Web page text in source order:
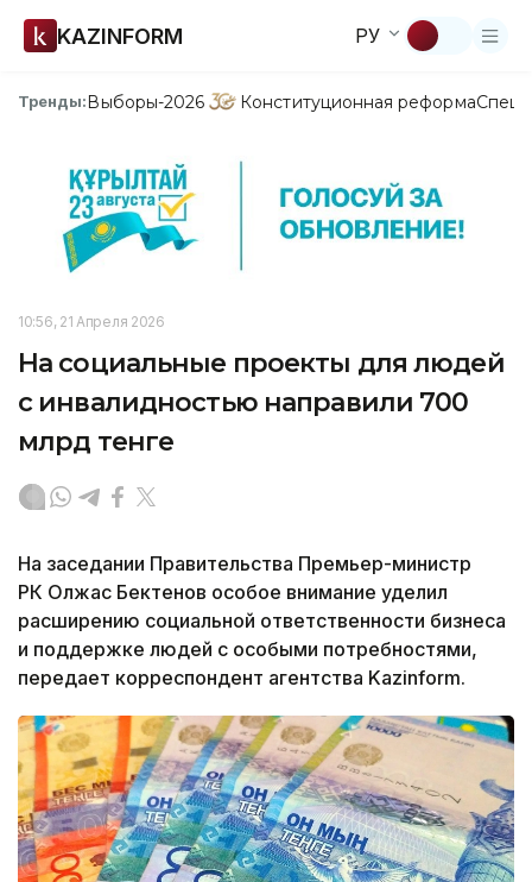
KAZINFORM РУ
Тренды:Выборы-2026 Конституционная реформа
10:56, 21 Апреля 2026
На социальные проекты для людей
с инвалидностью направили 700
млрд тенге
На заседании Правительства Премьер-министр
РК Олжас Бектенов особое внимание уделил
расширению социальной ответственности бизнеса
и поддержке людей с особыми потребностями,
передает корреспондент агентства Kazinform.